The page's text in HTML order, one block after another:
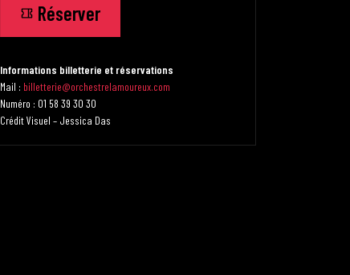
Réserver
Informations billetterie et réservations
Mail : billetterie@orchestrelamoureux.com
Numéro : 01 58 39 30 30
Crédit Visuel – Jessica Das